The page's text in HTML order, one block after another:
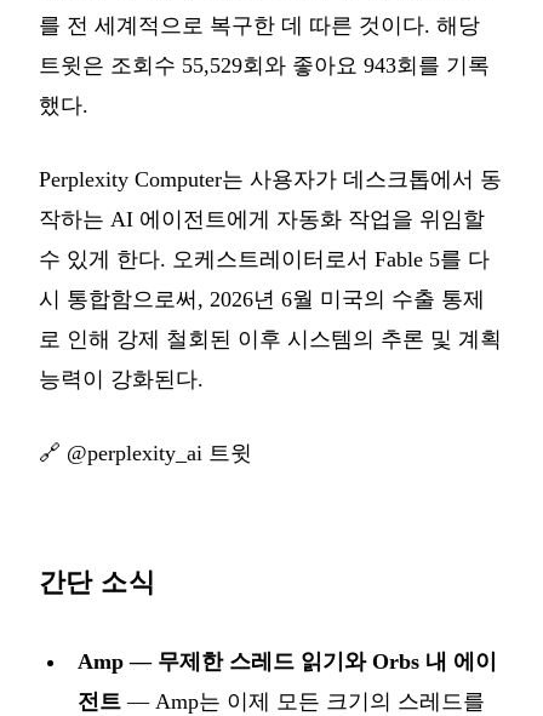
를 전 세계적으로 복구한 데 따른 것이다. 해당
트윗은 조회수 55,529회와 좋아요 943회를 기록
했다.
Perplexity Computer는 사용자가 데스크톱에서 동
작하는 AI 에이전트에게 자동화 작업을 위임할
수 있게 한다. 오케스트레이터로서 Fable 5를 다
시 통합함으로써, 2026년 6월 미국의 수출 통제
로 인해 강제 철회된 이후 시스템의 추론 및 계획
능력이 강화된다.
🔗 @perplexity_ai 트윗
간단 소식
Amp — 무제한 스레드 읽기와 Orbs 내 에이
전트 — Amp는 이제 모든 크기의 스레드를